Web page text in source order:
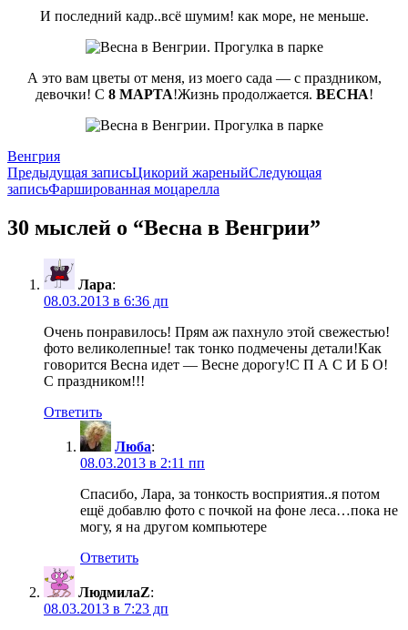
И последний кадр..всё шумим! как море, не меньше.
А это вам цветы от меня, из моего сада — с праздником,
девочки! С 8 МАРТА!Жизнь продолжается. ВЕСНА!
Венгрия
Навигация
по
записям
Предыдущая записьЦикорий жареныйСледующая
записьФаршированная моцарелла
30 мыслей о “Весна в Венгрии”
Лара:
08.03.2013 в 6:36 дп
Очень понравилось! Прям аж пахнуло этой свежестью!
фото великолепные! так тонко подмечены детали!Как
говорится Весна идет — Весне дорогу!С П А С И Б О!
С праздником!!!
Ответить
Люба:
08.03.2013 в 2:11 пп
Спасибо, Лара, за тонкость восприятия..я потом
ещё добавлю фото с почкой на фоне леса…пока не
могу, я на другом компьютере
Ответить
ЛюдмилаZ:
08.03.2013 в 7:23 дп